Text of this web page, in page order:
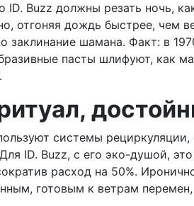
Buzz должны резать ночь,
дождь быстрее, чем
шамана. Факт: в
пасты шлифуют, как
системы
ID. Buzz, с его эко-душой,
расход на 50%.
готовым к ветрам